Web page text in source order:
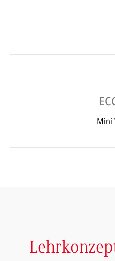
Mini